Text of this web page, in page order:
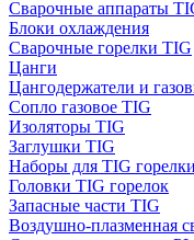
Сварочные аппараты
Блоки охлаждения
Сварочные горелки TIG
Цанги
Цангодержатели и
Сопло газовое TIG
Изоляторы TIG
Заглушки TIG
Наборы для TIG горелки
Головки TIG горелок
Запасные части TIG
Воздушно-плазменная